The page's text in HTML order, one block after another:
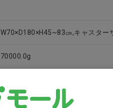
W70×D180×H45~83㎝,キャスター
70000.0g
36か月 本体のみ